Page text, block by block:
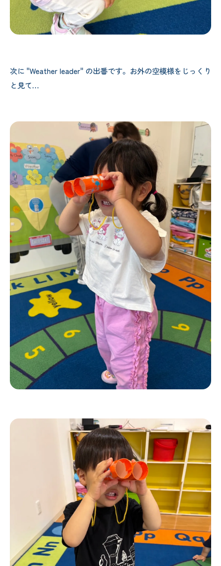
次に "Weather leader" の出番です。お外の空模様をじっくり
と見て…